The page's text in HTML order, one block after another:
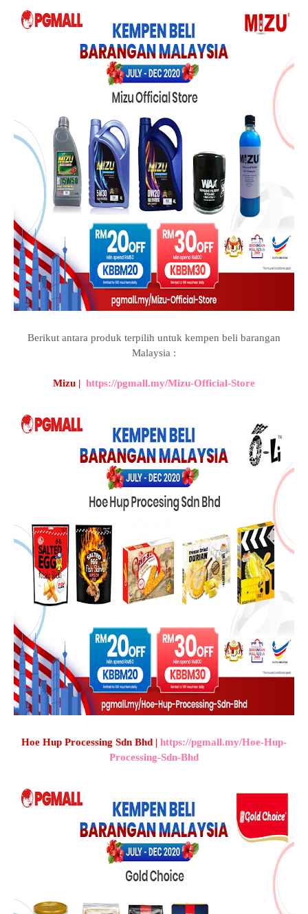
Berikut antara produk terpilih untuk kempen beli barangan
Malaysia :
Mizu | https://pgmall.my/Mizu-Official-Store
Hoe Hup Processing Sdn Bhd | https://pgmall.my/Hoe-Hup-
Processing-Sdn-Bhd